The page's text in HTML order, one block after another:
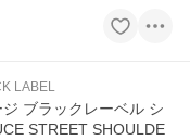
LABEL
ブラックレーベル シ
STREET SHOULDE